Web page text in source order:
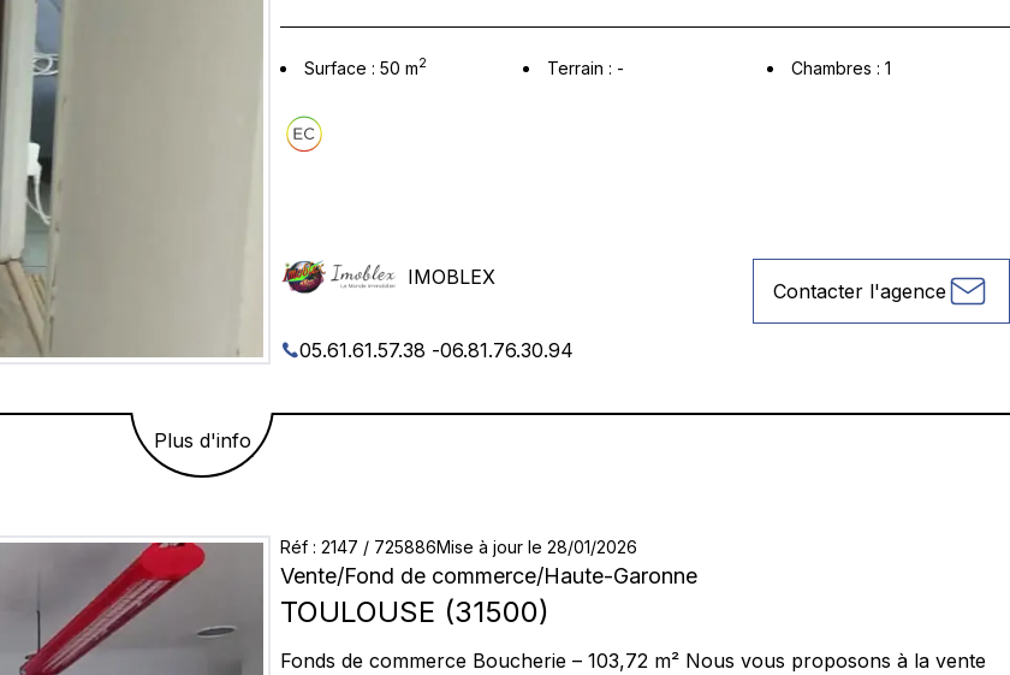
Surface : 50 m2 Terrain : - Chambres : 1
IMOBLEX
05.61.61.57.38 -06.81.76.30.94
Contacter l'agence
Plus d'info
Réf: 2147 / 725886Mise à jour le 28/01/2026
Vente/Fond de commerce/Haute-Garonne
TOULOUSE (31500)
Fonds de commerce Boucherie – 103,72 m² Nous vous proposons à la vente